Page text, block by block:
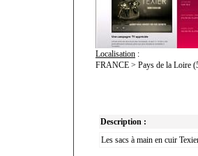
Localisation :
FRANCE > Pays de la Loire
Description :
Les sacs à main en cuir